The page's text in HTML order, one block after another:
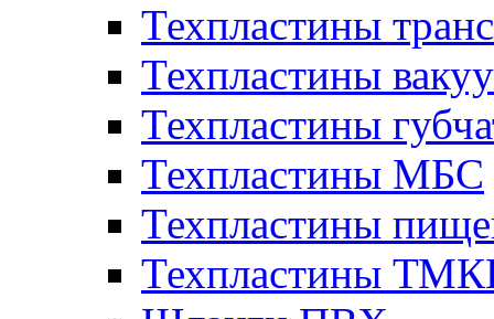
Техпластины
Техпластины
Техпластины
Техпластины МБС
Техпластины
Техпластины